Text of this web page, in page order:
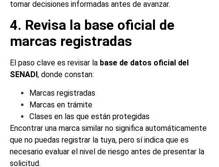
tomar decisiones informadas antes de avanzar.
4. Revisa la base oficial de
marcas registradas
El paso clave es revisar la base de datos oficial del
SENADI, donde constan:
Marcas registradas
Marcas en trámite
Clases en las que están protegidas
Encontrar una marca similar no significa automáticamente
que no puedas registrar la tuya, pero sí indica que es
necesario evaluar el nivel de riesgo antes de presentar la
solicitud.